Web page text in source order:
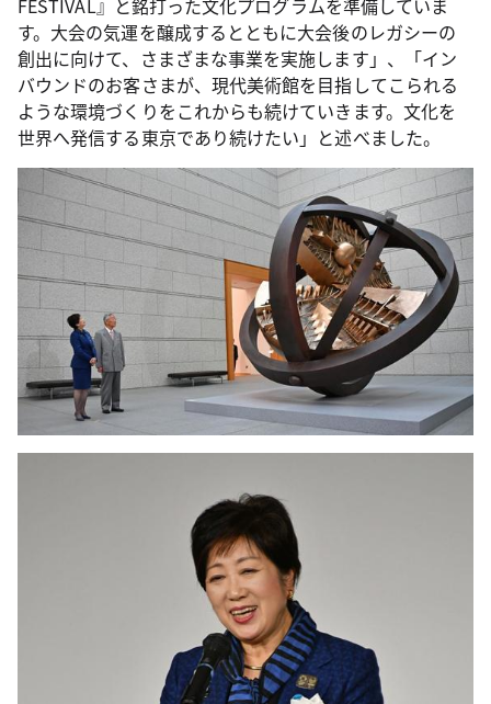
FESTIVAL』と銘打った文化プログラムを準備していま
す。大会の気運を醸成するとともに大会後のレガシーの
創出に向けて、さまざまな事業を実施します」、「イン
バウンドのお客さまが、現代美術館を目指してこられる
ような環境づくりをこれからも続けていきます。文化を
世界へ発信する東京であり続けたい」と述べました。